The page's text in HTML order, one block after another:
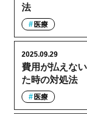
法
医療
費用が払えな
た時の対処法
2025.09.29
医療